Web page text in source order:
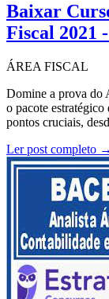
Baixar
Fiscal 2021
ÁREA FISCAL
Domine a prova do
o pacote
pontos cruciais,
Ler post completo →